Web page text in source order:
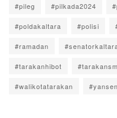
#pileg #pilkada2024
#poldakaltara #polisi
#ramadan
#tarakanhibot
#walikotatarakan